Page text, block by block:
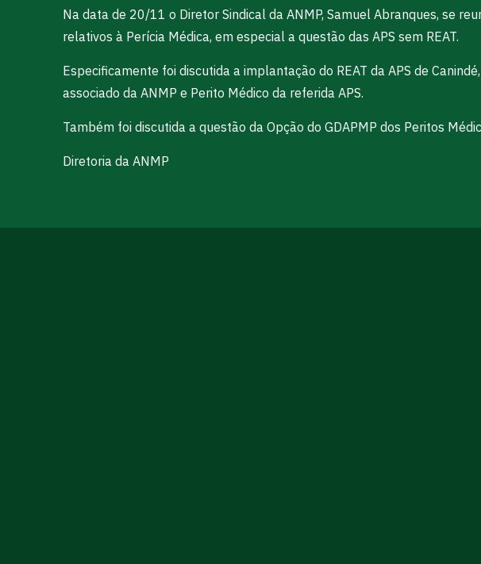
Na data de 20/11 o Diretor Sindical da ANMP, Samuel Abranques, se
relativos à Perícia Médica, em especial a questão das APS sem REAT.
Especificamente foi discutida a implantação do REAT da APS de
associado da ANMP e Perito Médico da referida APS.
Também foi discutida a questão da Opção do GDAPMP dos Peritos
Diretoria da ANMP